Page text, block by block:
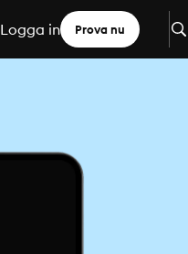
Logga in Prova nu